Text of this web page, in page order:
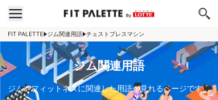
FIT PALETTE ジム関連用語 チェストプレスマシン
ジム関連用語
ジムやフィットネスに関連した用語が見れるページです。